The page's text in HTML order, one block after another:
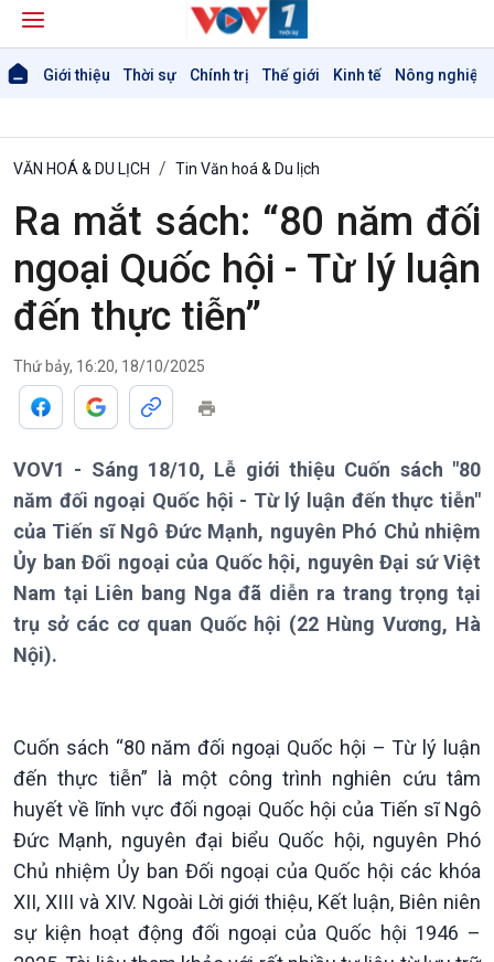
Giới thiệu Thời sự Chính trị Thế giới Kinh tế Nông nghiệp
Giới thiệu
Thời sự
Thời sự 6h
VĂN HOÁ & DU LỊCH Tin Văn hoá & Du lịch
Ra mắt sách: “80 năm đối
ngoại Quốc hội - Từ lý luận
đến thực tiễn”
Thứ bảy, 16:20, 18/10/2025
VOV1 - Sáng 18/10, Lễ giới thiệu Cuốn sách "80
năm đối ngoại Quốc hội - Từ lý luận đến thực tiễn"
của Tiến sĩ Ngô Đức Mạnh, nguyên Phó Chủ nhiệm
Ủy ban Đối ngoại của Quốc hội, nguyên Đại sứ Việt
Nam tại Liên bang Nga đã diễn ra trang trọng tại
trụ sở các cơ quan Quốc hội (22 Hùng Vương, Hà
Nội).
Cuốn sách “80 năm đối ngoại Quốc hội – Từ lý luận
đến thực tiễn” là một công trình nghiên cứu tâm
huyết về lĩnh vực đối ngoại Quốc hội của Tiến sĩ Ngô
Đức Mạnh, nguyên đại biểu Quốc hội, nguyên Phó
Chủ nhiệm Ủy ban Đối ngoại của Quốc hội các khóa
XII, XIII và XIV. Ngoài Lời giới thiệu, Kết luận, Biên niên
sự kiện hoạt động đối ngoại của Quốc hội 1946 –